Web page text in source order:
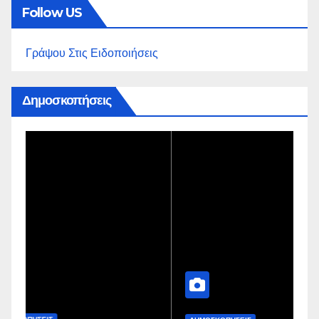
Follow US
Γράψου Στις Ειδοποιήσεις
Δημοσκοπήσεις